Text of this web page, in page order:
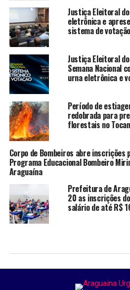
Justiça Eleitoral
eletrônica e
sistema de votação
Justiça Eleitoral
Semana Nacional
urna eletrônica e
Período de
redobrada para
florestais no
Corpo de Bombeiros abre inscrições
Programa Educacional Bombeiro
Araguaína
Prefeitura de
20 as inscrições
salário de até R$